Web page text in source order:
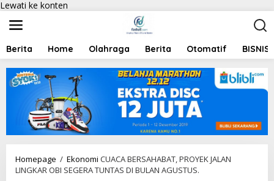
Lewati ke konten
Berita Home Olahraga Berita Otomatif BISNIS
Homepage / Ekonomi CUACA BERSAHABAT, PROYEK JALAN
LINGKAR OBI SEGERA TUNTAS DI BULAN AGUSTUS.